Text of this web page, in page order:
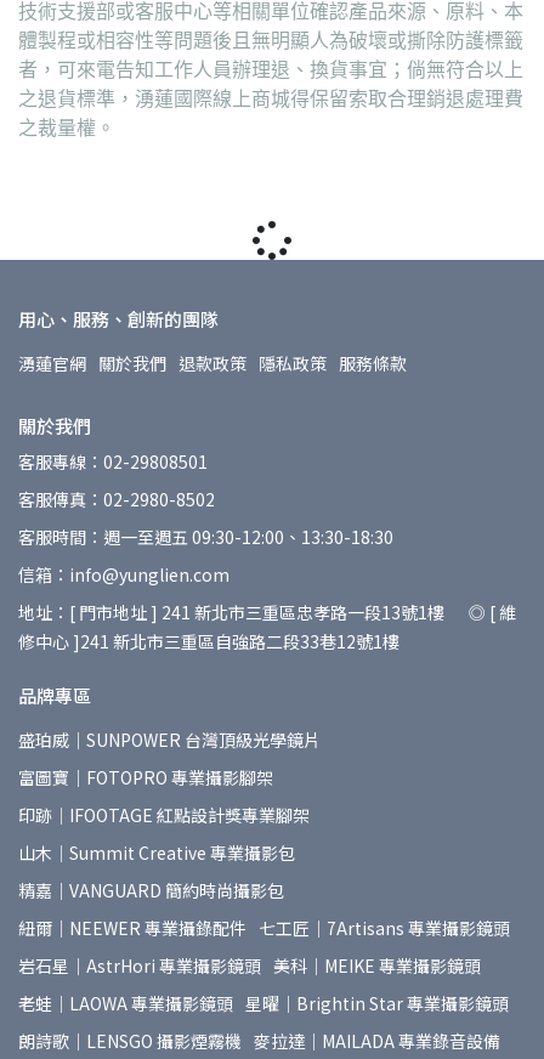
技術支援部或客服中心等相關單位確認產品來源、原料、本
體製程或相容性等問題後且無明顯人為破壞或撕除防護標籤
者，可來電告知工作人員辦理退、換貨事宜；倘無符合以上
之退貨標準，湧蓮國際線上商城得保留索取合理銷退處理費
之裁量權。
用心、服務、創新的團隊
湧蓮官網 關於我們 退款政策 隱私政策 服務條款
關於我們
客服專線：02-29808501
客服傳真：02-2980-8502
客服時間：週一至週五 09:30-12:00、13:30-18:30
信箱：info@yunglien.com
地址：[ 門市地址 ] 241 新北市三重區忠孝路一段13號1樓 ◎ [ 維
修中心 ]241 新北市三重區自強路二段33巷12號1樓
品牌專區
盛珀威｜SUNPOWER 台灣頂級光學鏡片
富圖寶｜FOTOPRO 專業攝影腳架
印跡｜IFOOTAGE 紅點設計獎專業腳架
山木｜Summit Creative 專業攝影包
精嘉｜VANGUARD 簡約時尚攝影包
紐爾｜NEEWER 專業攝錄配件 七工匠｜7Artisans 專業攝影鏡頭
岩石星｜AstrHori 專業攝影鏡頭 美科｜MEIKE 專業攝影鏡頭
老蛙｜LAOWA 專業攝影鏡頭 星曜｜Brightin Star 專業攝影鏡頭
朗詩歌｜LENSGO 攝影煙霧機 麥拉達｜MAILADA 專業錄音設備